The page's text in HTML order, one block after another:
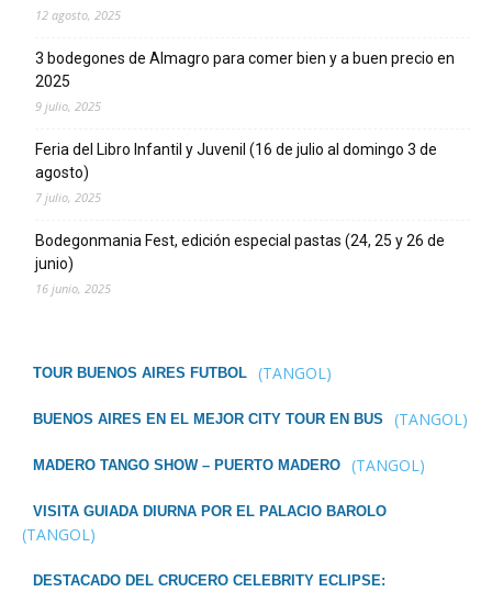
12 agosto, 2025
3 bodegones de Almagro para comer bien y a buen precio en
2025
9 julio, 2025
Feria del Libro Infantil y Juvenil (16 de julio al domingo 3 de
agosto)
7 julio, 2025
Bodegonmania Fest, edición especial pastas (24, 25 y 26 de
junio)
16 junio, 2025
TOUR BUENOS AIRES FUTBOL (TANGOL)
BUENOS AIRES EN EL MEJOR CITY TOUR EN BUS (TANGOL)
MADERO TANGO SHOW – PUERTO MADERO (TANGOL)
VISITA GUIADA DIURNA POR EL PALACIO BAROLO
(TANGOL)
DESTACADO DEL CRUCERO CELEBRITY ECLIPSE: